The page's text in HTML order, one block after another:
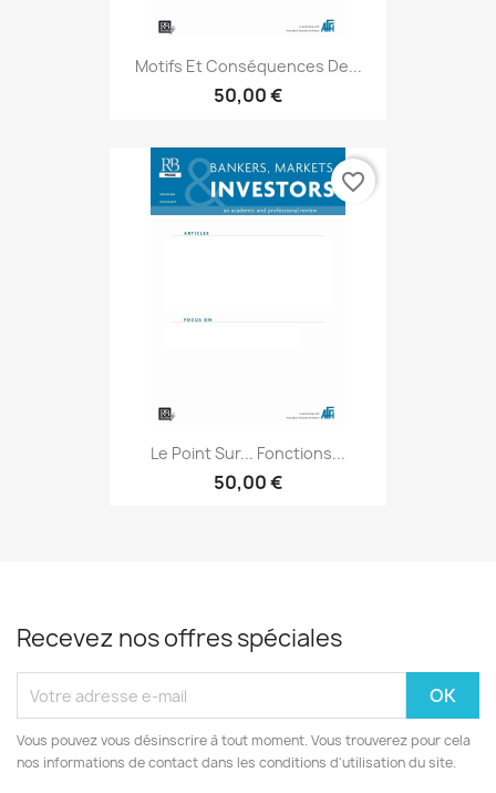
Motifs Et Conséquences De...
50,00 €
Le Point Sur... Fonctions...
50,00 €
favorite_border
Recevez nos offres spéciales
Vous pouvez vous désinscrire à tout moment. Vous trouverez pour cela
nos informations de contact dans les conditions d'utilisation du site.